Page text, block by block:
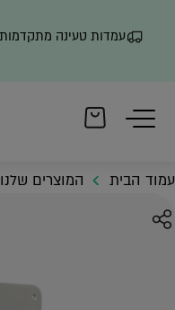
עמוד הבית המוצרים שלנו